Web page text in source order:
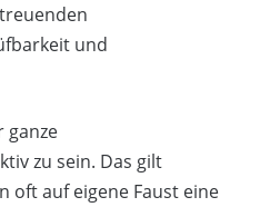
und
ganze
zu sein. Das gilt
oft auf eigene Faust eine